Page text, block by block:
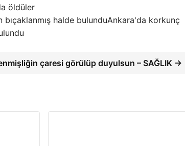
öldüler
Ankara'da korkunç
çaresi görülüp duyulsun – SAĞLIK →